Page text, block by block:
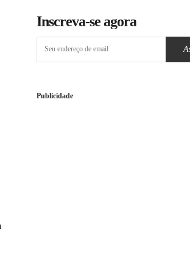
Inscreva-se agora
Publicidade